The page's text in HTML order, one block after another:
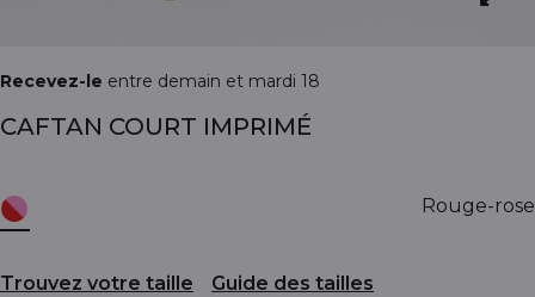
Recevez-le entre demain et mardi 18
CAFTAN COURT IMPRIMÉ
Rouge-rose
Trouvez votre taille Guide des tailles